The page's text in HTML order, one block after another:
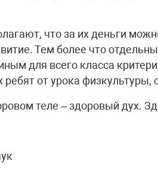
что за их деньги
Тем более что
для всего класса
ребят от урока физкультуры,
теле – здоровый дух.